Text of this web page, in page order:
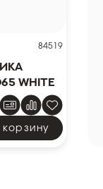
84519
White
корзину